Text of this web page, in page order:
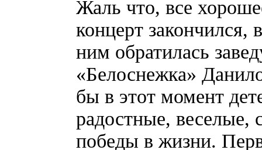
Жаль что, все
концерт закончился,
ним обратилась
«Белоснежка»
бы в этот момент
радостные, веселые,
победы в жизни.